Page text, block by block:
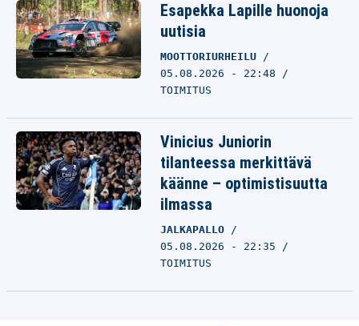
Esapekka Lapille huonoja
uutisia
MOOTTORIURHEILU
05.08.2026 - 22:48
TOIMITUS
Vinicius Juniorin
tilanteessa merkittävä
käänne – optimistisuutta
ilmassa
JALKAPALLO
05.08.2026 - 22:35
TOIMITUS